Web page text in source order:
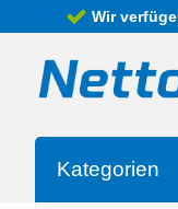
Wir
Kategorien